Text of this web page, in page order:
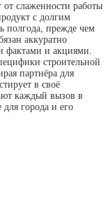
слаженности работы
с долгим
полгода, прежде чем
аккуратно
фактами и акциями.
строительной
партнёра для
в своё
каждый вызов в
для города и его